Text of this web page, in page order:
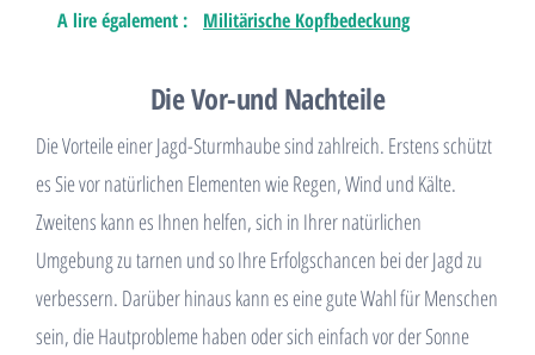
A lire également : Militärische Kopfbedeckung
Die Vor-und Nachteile
Die Vorteile einer Jagd-Sturmhaube sind zahlreich. Erstens schützt
es Sie vor natürlichen Elementen wie Regen, Wind und Kälte.
Zweitens kann es Ihnen helfen, sich in Ihrer natürlichen
Umgebung zu tarnen und so Ihre Erfolgschancen bei der Jagd zu
verbessern. Darüber hinaus kann es eine gute Wahl für Menschen
sein, die Hautprobleme haben oder sich einfach vor der Sonne